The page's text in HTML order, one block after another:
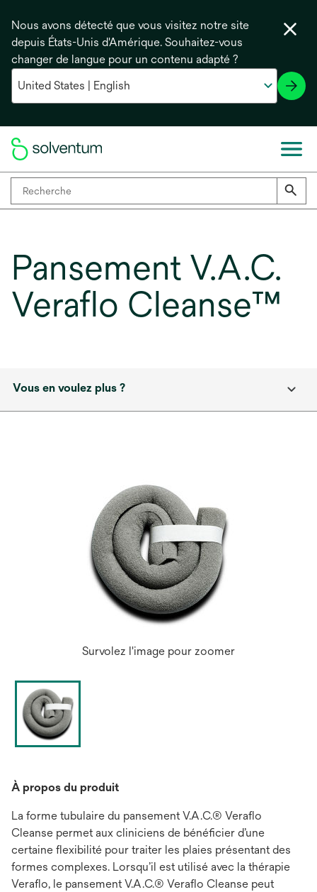
Nous avons détecté que vous visitez notre site
depuis États-Unis d'Amérique. Souhaitez-vous
changer de langue pour un contenu adapté ?
Pansement V.A.C.
Veraflo Cleanse™
Vous en voulez plus ?
Survolez l'image pour zoomer
À propos du produit
La forme tubulaire du pansement V.A.C.® Veraflo
Cleanse permet aux cliniciens de bénéficier d’une
certaine flexibilité pour traiter les plaies présentant des
formes complexes. Lorsqu’il est utilisé avec la thérapie
Veraflo, le pansement V.A.C.® Veraflo Cleanse peut